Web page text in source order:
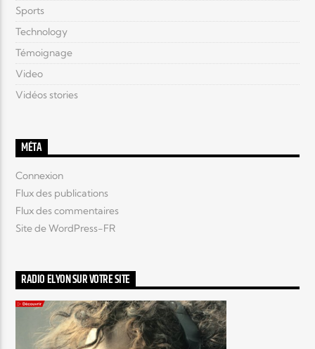
Sports
Technology
Témoignage
Video
Vidéos stories
MÉTA
Connexion
Flux des publications
Flux des commentaires
Site de WordPress-FR
RADIO ELYON SUR VOTRE SITE